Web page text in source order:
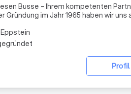
Busse – Ihrem kompetenten
Gründung im Jahr 1965 haben wir
Profil